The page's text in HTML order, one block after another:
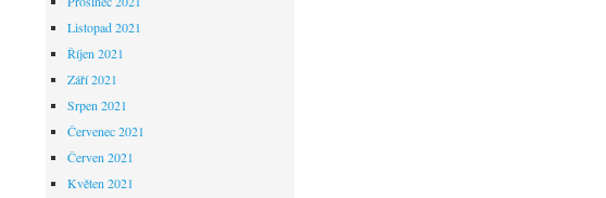
Listopad 2021
Říjen 2021
Září 2021
Srpen 2021
Červenec 2021
Červen 2021
Květen 2021